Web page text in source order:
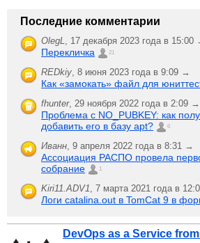
Последние комментарии
OlegL, 17 декабря 2023 года в 15:00
Перекличка 21
REDkiy, 8 июня 2023 года в 9:09 →
Как «замокать» файл для
fhunter, 29 ноября 2022 года в 2:09 →
Проблема с NO_PUBKEY: как
добавить его в базу apt?
6
Иванн, 9 апреля 2022 года в 8:31 →
Ассоциация РАСПО провела
собрание
1
Kiri11.ADV1, 7 марта 2021 года в
Логи catalina.out в TomCat 9 в
DevOps as a Service